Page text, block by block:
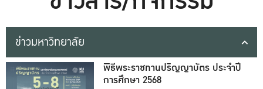
ข่าวมหาวิทยาลัย
พิธีพระราชทานปริญญาบัตร ประจำปี
การศึกษา 2568